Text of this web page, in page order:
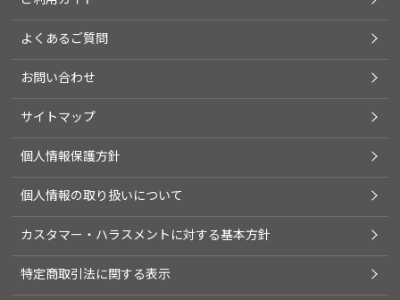
よくあるご質問
お問い合わせ
サイトマップ
個人情報保護方針
個人情報の取り扱いについて
カスタマー・ハラスメントに対する基本方針
特定商取引法に関する表示